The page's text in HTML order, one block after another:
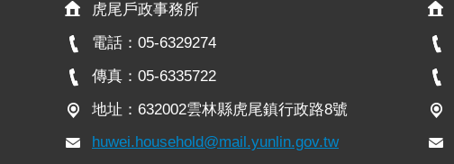
虎尾戶政事務所
電話：05-6329274
傳真：05-6335722
地址：632002雲林縣虎尾鎮行政路8號
huwei.household@mail.yunlin.gov.tw